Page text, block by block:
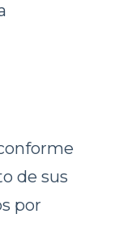
de sus
por